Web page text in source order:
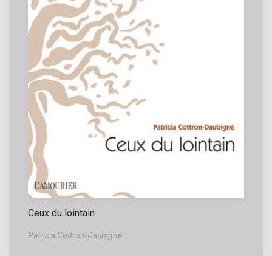
Ceux du lointain
Patricia Cottron-Daubigné